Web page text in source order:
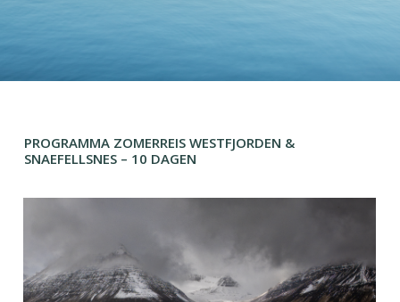
PROGRAMMA ZOMERREIS WESTFJORDEN &
SNAEFELLSNES – 10 DAGEN